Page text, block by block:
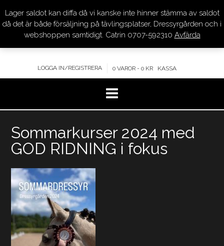
innehåll
DRESSYR.COM
KVALITET – KOMPETENS – SERVICE
LOGGA IN/REGISTRERA 0 VAROR - 0 KR KASSA
Sommarkurser 2024 med
GOD RIDNING i fokus
Lager saldot kan diffa då vi kanske inte hinner stämma av saldot
då det är både försäljning på tävlingsplatser, Dressyrgården och i
webshoppen samtidigt. Catrin 0707-592310 Avfärda